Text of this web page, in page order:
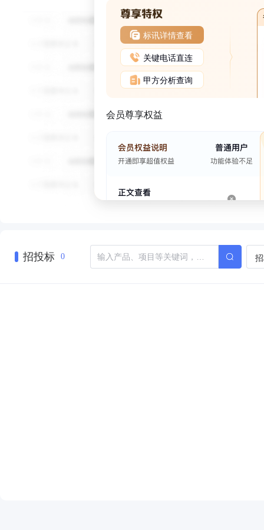
标讯详情查看
关键电话直连
甲方分析查询
会员尊享权益
招投标 0